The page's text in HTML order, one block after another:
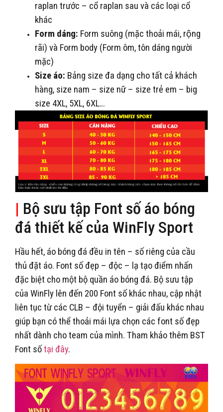
raplan trước – cổ raplan sau và các loại cổ
khác
Form dáng: Form suông (mặc thoải mái, rộng
rãi) và Form body (Form ôm, tôn dáng người
mặc)
Size áo: Bảng size đa dạng cho tất cả khách
hàng, size nam – size nữ – size trẻ em – big
size 4XL, 5XL, 6XL…
| Bộ sưu tập Font số áo bóng
đá thiết kế của WinFly Sport
Hầu hết, áo bóng đá đều in tên – số riêng của cầu
thủ đặt áo. Font số đẹp – độc – lạ tạo điểm nhấn
đặc biệt cho một bộ quần áo bóng đá. Bộ sưu tập
của WinFly lên đến 200 Font số khác nhau, cập nhật
liên tục từ các CLB – đội tuyển – giải đấu khác nhau
giúp bạn có thể thoải mái lựa chọn các font số đẹp
nhất dành cho team của mình. Tham khảo thêm BST
Font sốtại đây.